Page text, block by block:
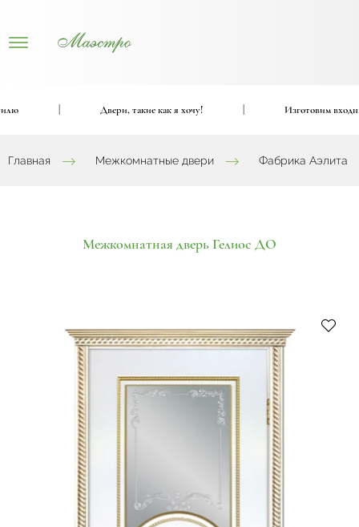
Двери, такие как я хочу! Изготовим входные
Главная Межкомнатные двери Фабрика Аэлита
Межкомнатная дверь Гелиос ДО